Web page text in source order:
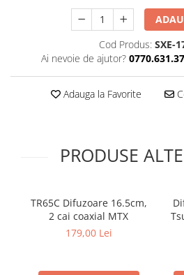
Rame radio 2DIN
Amplificatoare
CD Playere Auto
Conectori Difuzoare
Insonorizant Auto
Sigurante
Subwoofer
Cod Produs: SXE-
Ai nevoie de ajutor?
Adauga la Favorite
PRODUSE
TR65C Difuzoare 16.5cm,
2 cai coaxial MTX
179,00 Lei